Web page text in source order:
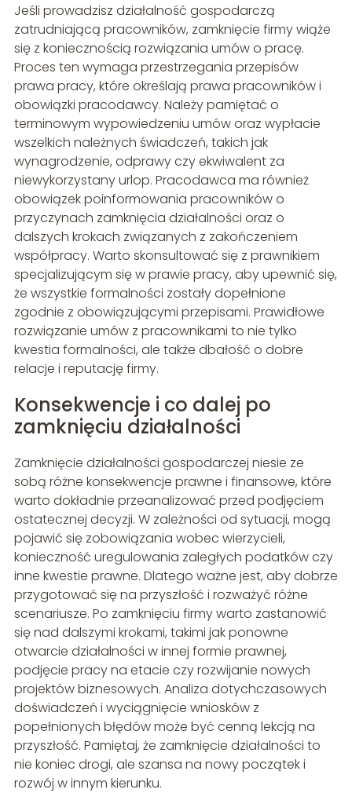
Jeśli prowadzisz działalność gospodarczą
zatrudniającą pracowników, zamknięcie firmy wiąże
się z koniecznością rozwiązania umów o pracę.
Proces ten wymaga przestrzegania przepisów
prawa pracy, które określają prawa pracowników i
obowiązki pracodawcy. Należy pamiętać o
terminowym wypowiedzeniu umów oraz wypłacie
wszelkich należnych świadczeń, takich jak
wynagrodzenie, odprawy czy ekwiwalent za
niewykorzystany urlop. Pracodawca ma również
obowiązek poinformowania pracowników o
przyczynach zamknięcia działalności oraz o
dalszych krokach związanych z zakończeniem
współpracy. Warto skonsultować się z prawnikiem
specjalizującym się w prawie pracy, aby upewnić się,
że wszystkie formalności zostały dopełnione
zgodnie z obowiązującymi przepisami. Prawidłowe
rozwiązanie umów z pracownikami to nie tylko
kwestia formalności, ale także dbałość o dobre
relacje i reputację firmy.
Konsekwencje i co dalej po
zamknięciu działalności
Zamknięcie działalności gospodarczej niesie ze
sobą różne konsekwencje prawne i finansowe, które
warto dokładnie przeanalizować przed podjęciem
ostatecznej decyzji. W zależności od sytuacji, mogą
pojawić się zobowiązania wobec wierzycieli,
konieczność uregulowania zaległych podatków czy
inne kwestie prawne. Dlatego ważne jest, aby dobrze
przygotować się na przyszłość i rozważyć różne
scenariusze. Po zamknięciu firmy warto zastanowić
się nad dalszymi krokami, takimi jak ponowne
otwarcie działalności w innej formie prawnej,
podjęcie pracy na etacie czy rozwijanie nowych
projektów biznesowych. Analiza dotychczasowych
doświadczeń i wyciągnięcie wniosków z
popełnionych błędów może być cenną lekcją na
przyszłość. Pamiętaj, że zamknięcie działalności to
nie koniec drogi, ale szansa na nowy początek i
rozwój w innym kierunku.